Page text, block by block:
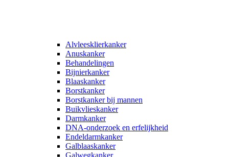
Alvleesklierkanker
Anuskanker
Behandelingen
Bijnierkanker
Blaaskanker
Borstkanker
Borstkanker bij mannen
Buikvlieskanker
Darmkanker
DNA-onderzoek en erfelijkheid
Endeldarmkanker
Galblaaskanker
Galwegkanker